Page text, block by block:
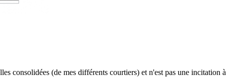
consolidées (de mes différents courtiers) et n'est pas une incitation à